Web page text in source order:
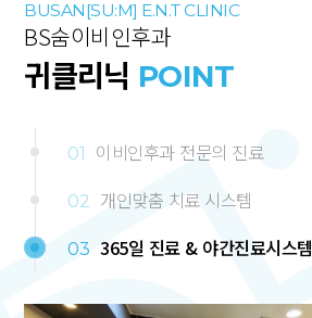
BUSAN[SU:M] E.N.T CLINIC
BS숨이비인후과
귀클리닉 POINT
01 이비인후과 전문의 진료
02 개인맞춤 치료 시스템
03 365일 진료 & 야간진료시스템